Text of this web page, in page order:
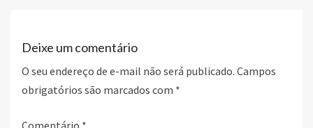
Deixe um comentário
O seu endereço de e-mail não será publicado. Campos
obrigatórios são marcados com *
Comentário *